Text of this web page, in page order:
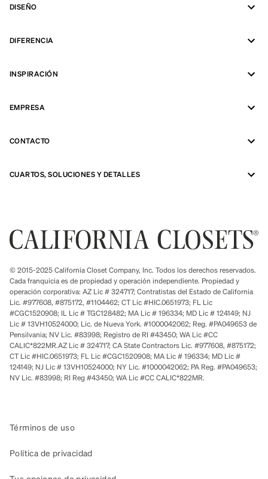
DISEÑO
DIFERENCIA
INSPIRACIÓN
EMPRESA
CONTACTO
CUARTOS, SOLUCIONES Y DETALLES
© 2015-2025 California Closet Company, Inc. Todos los derechos reservados.
Cada franquicia es de propiedad y operación independiente. Propiedad y
operación corporativa: AZ Lic # 324717; Contratistas del Estado de California
Lic. #977608, #875172, #1104462; CT Lic #HIC.0651973; FL Lic
#CGC1520908; IL Lic # TGC128482; MA Lic # 196334; MD Lic # 124149; NJ
Lic # 13VH10524000; Lic. de Nueva York. #1000042062; Reg. #PA049653 de
Pensilvania; NV Lic. #83998; Registro de RI #43450; WA Lic #CC
CALIC*822MR.AZ Lic # 324717; CA State Contractors Lic. #977608, #875172;
CT Lic #HIC.0651973; FL Lic #CGC1520908; MA Lic # 196334; MD Lic #
124149; NJ Lic # 13VH10524000; NY Lic. #1000042062; PA Reg. #PA049653;
NV Lic. #83998; RI Reg #43450; WA Lic #CC CALIC*822MR.
Términos de uso
Política de privacidad